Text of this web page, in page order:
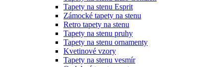
Tapety na stenu Esprit
Zámocké tapety na stenu
Retro tapety na stenu
Tapety na stenu pruhy
Tapety na stenu ornamenty
Kvetinové vzory
Tapety na stenu vesmír